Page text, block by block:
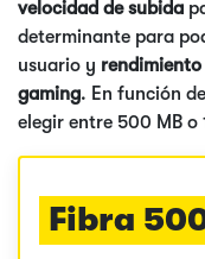
velocidad de subida
determinante para
usuario y
gaming. En función
elegir entre 500 MB o
Fibra